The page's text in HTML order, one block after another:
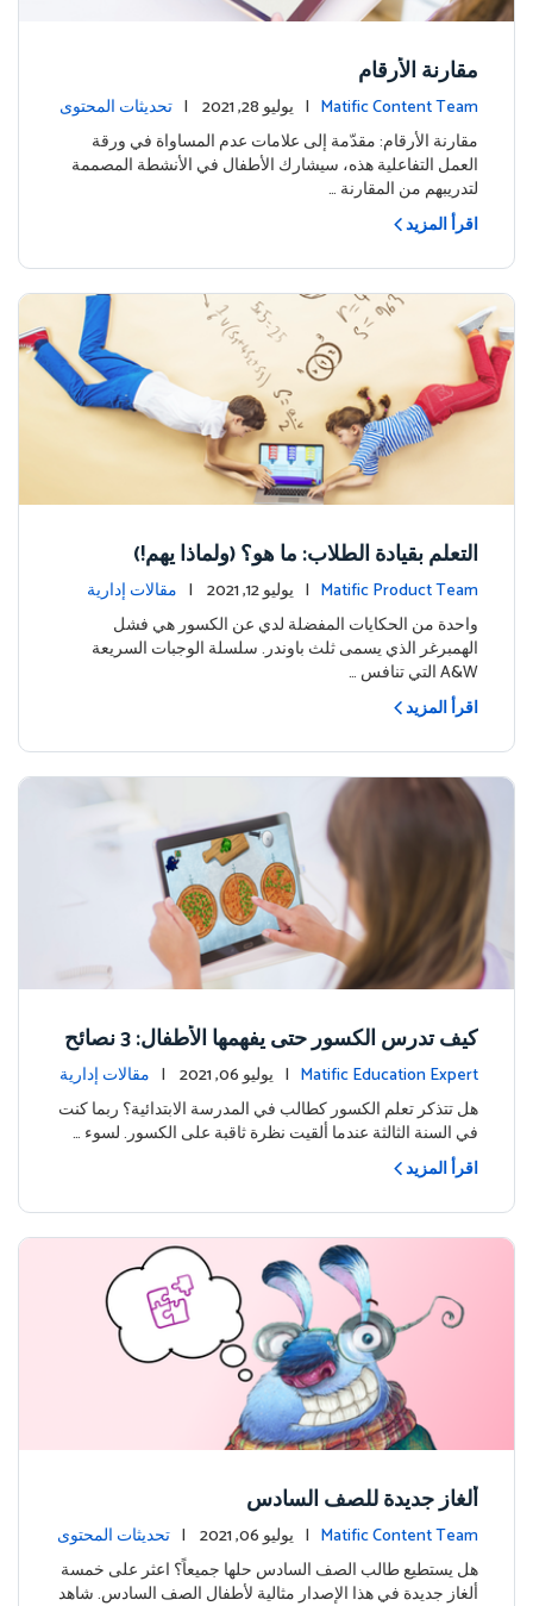
مقارنة الأرقام
Matific Content Team | يوليو 28, 2021 |
تحديثات المحتوى
مقارنة الأرقام: مقدّمة إلى علامات عدم المساواة في ورقة
العمل التفاعلية هذه، سيشارك الأطفال في الأنشطة المصممة
لتدريبهم من المقارنة …
اقرأ المزيد
التعلم بقيادة الطلاب: ما هو؟ (ولماذا يهم!)
Matific Product Team | يوليو 12, 2021 |
مقالات إدارية
واحدة من الحكايات المفضلة لدي عن الكسور هي فشل
الهمبرغر الذي يسمى ثلث باوندر. سلسلة الوجبات السريعة
A&W التي تنافس …
اقرأ المزيد
للنجاح
Matific Education Expert | يوليو 06, 2021 |
مقالات إدارية
هل تتذكر تعلم الكسور كطالب في المدرسة الابتدائية؟ ربما كنت
في السنة الثالثة عندما ألقيت نظرة ثاقبة على الكسور. لسوء …
اقرأ المزيد
ألغاز جديدة للصف السادس
Matific Content Team | يوليو 06, 2021 |
تحديثات المحتوى
هل يستطيع طالب الصف السادس حلها جميعاً؟ اعثر على خمسة
ألغاز جديدة في هذا الإصدار مثالية لأطفال الصف السادس. شاهد